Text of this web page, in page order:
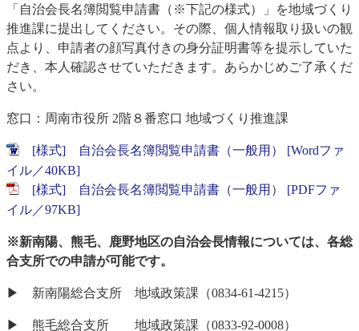
「自治会長名簿閲覧申請書（※下記の様式）」を地域づくり
推進課に提出してください。その際、個人情報取り扱いの観
点より、申請者の顔写真付きの身分証明書等を提示していた
だき、本人確認させていただきます。あらかじめご了承くだ
さい。
窓口：周南市役所 2階８番窓口 地域づくり推進課
[様式] 自治会長名簿閲覧申請書（一般用） [Wordファ
イル／40KB]
[様式] 自治会長名簿閲覧申請書（一般用） [PDFファ
イル／97KB]
※新南陽、熊毛、鹿野地区の自治会長情報については、各総
合支所での申請が可能です。
▶ 新南陽総合支所 地域政策課（0834-61-4215）
▶ 熊毛総合支所 地域政策課（0833-92-0008）